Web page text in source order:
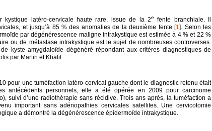
kystique latéro-cervicale haute rare, issue de la 2e
fente branchiale. Il
et jusqu’à 85 % des anomalies de la deuxième fente [1]. Selon les
par dégénérescence maligne intrakystique est estimée à 4 % et 22 %
ou de métastase intrakystique est le sujet de nombreuses controverses.
kyste amygdaloïde dégénéré répondant aux critères diagnostiques de
par Martin et Khafif.
pour une tuméfaction latéro-cervical gauche dont le diagnostic retenu était
antécédents personnels, elle a été opérée en 2009 pour carcinome
suivi d’une radiothérapie sans récidive. Trois ans après, la tuméfaction a
important sans adénopathies cervicales satellites. Une cervicotomie
a démontré la dégénérescence épidermoïde intrakystique.